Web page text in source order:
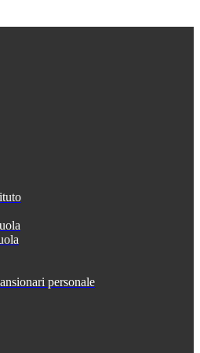
personale